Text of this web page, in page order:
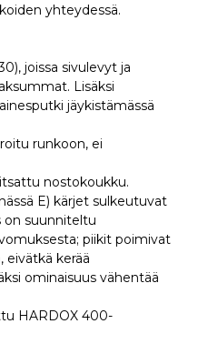
yhteydessä.
joissa sivulevyt ja
Lisäksi
jäykistämässä
runkoon, ei
nostokoukku.
E) kärjet sulkeutuvat
on suunniteltu
piikit poimivat
eivätkä kerää
ominaisuus vähentää
HARDOX 400-